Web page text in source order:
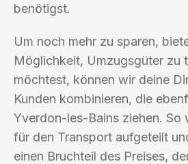
benötigst.
Um noch mehr zu sparen,
Möglichkeit, Umzugsgüter zu
möchtest, können wir deine
Kunden kombinieren, die
Yverdon-les-Bains ziehen. So
für den Transport aufgeteilt
einen Bruchteil des Preises,